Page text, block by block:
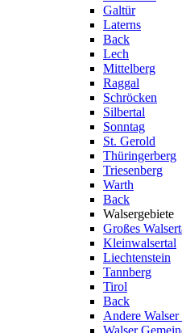
Galtür
Laterns
Back
Lech
Mittelberg
Raggal
Schröcken
Silbertal
Sonntag
St. Gerold
Thüringerberg
Triesenberg
Warth
Back
Walsergebiete
Großes
Kleinwalsertal
Liechtenstein
Tannberg
Tirol
Back
Andere Walser
Walser